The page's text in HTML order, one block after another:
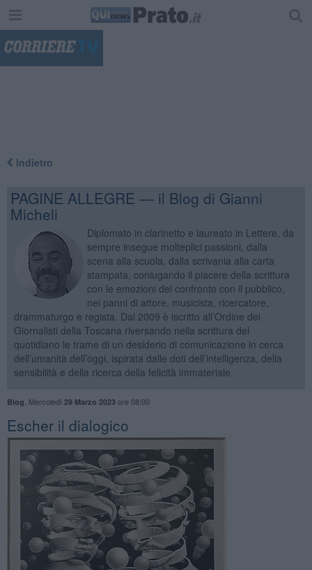
Indietro
PAGINE ALLEGRE — il Blog di Gianni
Micheli
Diplomato in clarinetto e laureato in Lettere, da
sempre insegue molteplici passioni, dalla
scena alla scuola, dalla scrivania alla carta
stampata, coniugando il piacere della scrittura
con le emozioni del confronto con il pubblico,
nei panni di attore, musicista, ricercatore,
drammaturgo e regista. Dal 2009 è iscritto all’Ordine dei
Giornalisti della Toscana riversando nella scrittura del
quotidiano le trame di un desiderio di comunicazione in cerca
dell’umanità dell’oggi, ispirata dalle doti dell’intelligenza, della
sensibilità e della ricerca della felicità immateriale.
Blog Mercoledì 29 Marzo 2023ore 08:00
​Escher il dialogico